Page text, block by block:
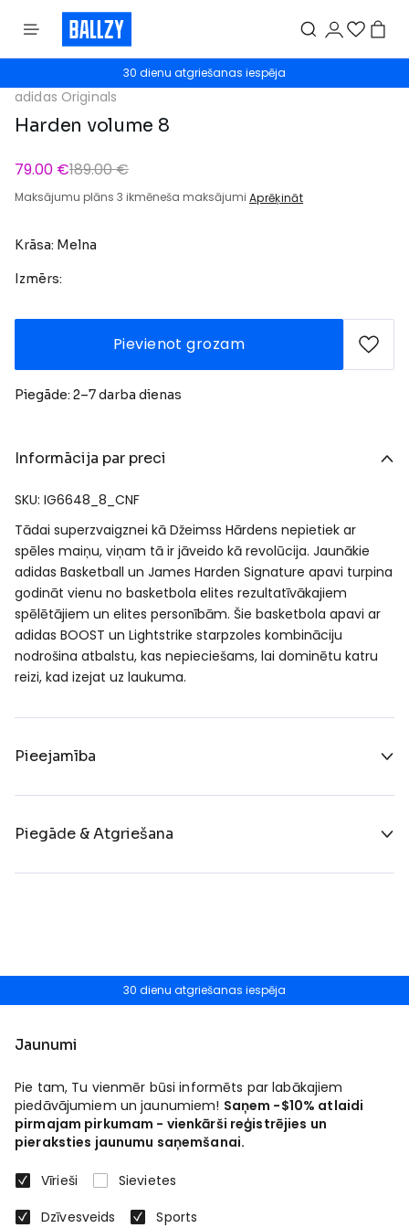
30 dienu atgriešanas iespēja
adidas Originals
Harden volume 8
79.00 €189.00 €
Maksājumu plāns 3 ikmēneša maksājumi Aprēķināt
Krāsa: Melna
Izmērs:
Pievienot grozam
Piegāde: 2–7 darba dienas
Informācija par preci
SKU: IG6648_8_CNF
Tādai superzvaigznei kā Džeimss Hārdens nepietiek ar
spēles maiņu, viņam tā ir jāveido kā revolūcija. Jaunākie
adidas Basketball un James Harden Signature apavi turpina
godināt vienu no basketbola elites rezultatīvākajiem
spēlētājiem un elites personībām. Šie basketbola apavi ar
adidas BOOST un Lightstrike starpzoles kombināciju
nodrošina atbalstu, kas nepieciešams, lai dominētu katru
reizi, kad izejat uz laukuma.
Pieejamība
Piegāde & Atgriešana
30 dienu atgriešanas iespēja
Jaunumi
Pie tam, Tu vienmēr būsi informēts par labākajiem
piedāvājumiem un jaunumiem! Saņem -$10% atlaidi
pirmajam pirkumam - vienkārši reģistrējies un
pieraksties jaunumu saņemšanai.
Vīrieši
Sievietes
Dzīvesveids
Sports